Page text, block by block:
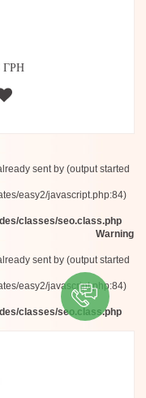
ГРН
sent by (output started
easy2/javascript.php:84)
classes/seo.class.php
Warning
sent by (output started
easy2/javascript.php:84)
classes/seo.class.php